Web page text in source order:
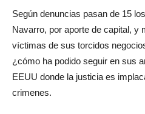
Según denuncias pasan de 15
Navarro, por aporte de capital, y
víctimas de sus torcidos
¿cómo ha podido seguir en sus
EEUU donde la justicia es
crimenes.